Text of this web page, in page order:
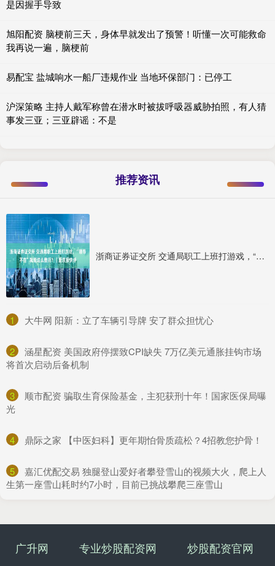
是因握手导致
旭阳配资 脑梗前三天，身体早就发出了预警！听懂一次可能救命
我再说一遍，脑梗前
易配宝 盐城响水一船厂违规作业 当地环保部门：已停工
沪深策略 主持人戴军称曾在潜水时被拔呼吸器威胁拍照，有人猜
事发三亚；三亚辟谣：不是
推荐资讯
浙商证券证交所 交通局职工上班打游戏，“领导不在”就能这么敷衍？｜新京报快评
1 ​大牛网 阳新：立了车辆引导牌 安了群众担忧心
2
​涵星配资 美国政府停摆致CPI缺失 7万亿美元通胀挂钩市场
将首次启动后备机制
3
​顺市配资 骗取生育保险基金，主犯获刑十年！国家医保局曝
光
4 ​鼎际之家 【中医妇科】更年期怕骨质疏松？4招教您护骨！
5
​嘉汇优配交易 独腿登山爱好者攀登雪山的视频大火，爬上人
生第一座雪山耗时约7小时，目前已挑战攀爬三座雪山
广升网 专业炒股配资网
炒股配资官网